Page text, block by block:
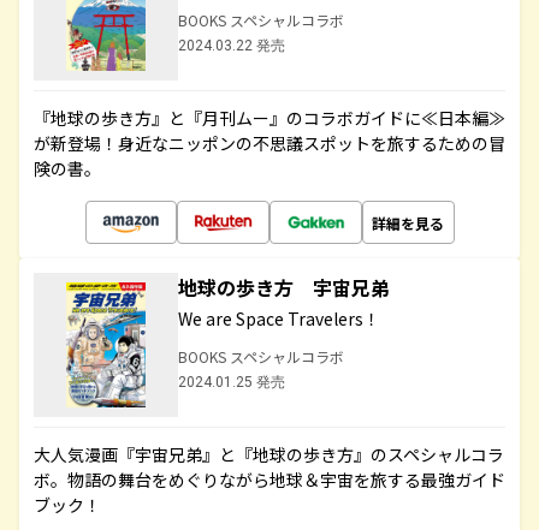
BOOKS スペシャルコラボ
2024.03.22 発売
『地球の歩き方』と『月刊ムー』のコラボガイドに≪日本編≫
が新登場！身近なニッポンの不思議スポットを旅するための冒
険の書。
詳細を見る
地球の歩き方 宇宙兄弟
We are Space Travelers！
BOOKS スペシャルコラボ
2024.01.25 発売
大人気漫画『宇宙兄弟』と『地球の歩き方』のスペシャルコラ
ボ。物語の舞台をめぐりながら地球＆宇宙を旅する最強ガイド
ブック！